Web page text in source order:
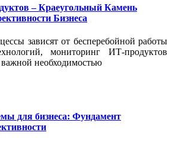
– Краеугольный Камень
Бизнеса
зависят от бесперебойной работы
мониторинг ИТ-продуктов
необходимостью
для бизнеса: Фундамент